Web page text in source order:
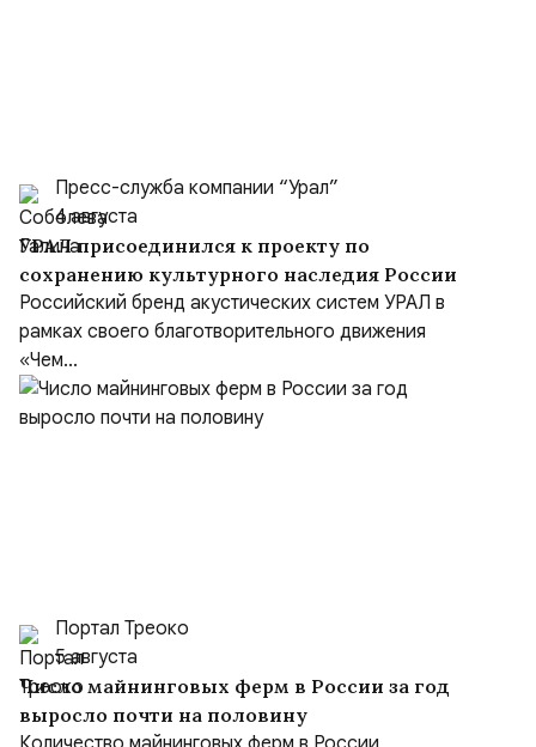
Пресс-служба компании “Урал”
4 августа
УРАЛ присоединился к проекту по
сохранению культурного наследия России
Российский бренд акустических систем УРАЛ в
рамках своего благотворительного движения
«Чем...
Портал Треоко
5 августа
Число майнинговых ферм в России за год
выросло почти на половину